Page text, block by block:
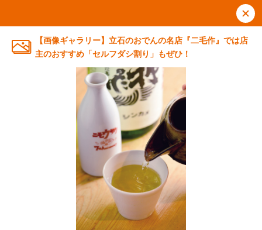
【画像ギャラリー】立石のおでんの名店『二毛作』では店
主のおすすめ「セルフダシ割り」もぜひ！